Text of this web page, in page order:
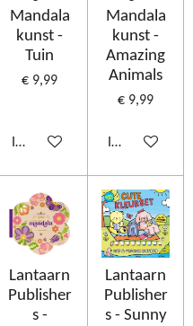
Mandala
kunst -
Tuin
€ 9,99
In winkelwagen
Mandala
kunst -
Amazing
Animals
€ 9,99
In
Lantaarn
Publisher
s -
Lantaarn
Publisher
s - Sunny